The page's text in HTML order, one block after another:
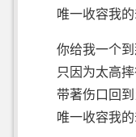
唯一收容我
你给我一个
只因为太高
带著伤口回
唯一收容我